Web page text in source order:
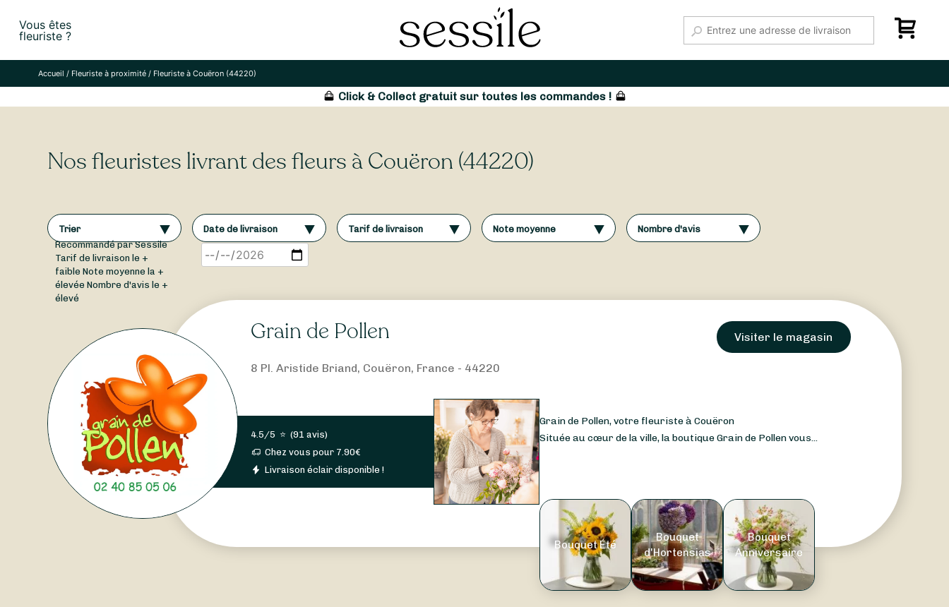
content
Vous êtes
fleuriste ?
Accueil / Fleuriste à proximité/ Fleuriste à Couëron (44220)
Click & Collect gratuit sur toutes les commandes !
Nos fleuristes livrant des fleurs à Couëron (44220)
Trier
Recommandé par Sessile
Tarif de livraison le +
faible Note moyenne la +
élevée Nombre d'avis le +
élevé
Date de livraison Tarif de livraison Note moyenne Nombre d'avis
Grain de Pollen Visiter le magasin
8 Pl. Aristide Briand, Couëron, France - 44220
4.5/5 ⭐ (91 avis)
Chez vous pour 7.90€
Livraison éclair disponible !
Grain de Pollen, votre fleuriste à Couëron
Située au cœur de la ville, la boutique Grain de Pollen vous...
Bouquet Été
Bouquet
d'Hortensias
Bouquet
Anniversaire